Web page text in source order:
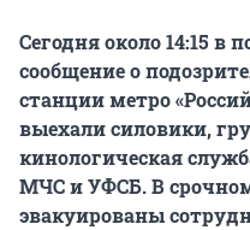
Сегодня около 14:15 в
сообщение о
станции метро
выехали силовики,
кинологическая
МЧС и УФСБ. В
эвакуированы